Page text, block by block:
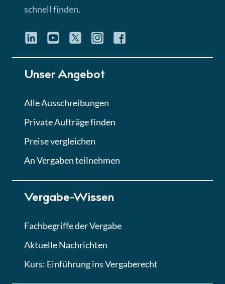
schnell finden.
Unser Angebot
Alle Ausschreibungen
Private Aufträge finden
Preise vergleichen
An Vergaben teilnehmen
Vergabe-Wissen
Fachbegriffe der Vergabe
Aktuelle Nachrichten
Kurs: Einführung ins Vergaberecht